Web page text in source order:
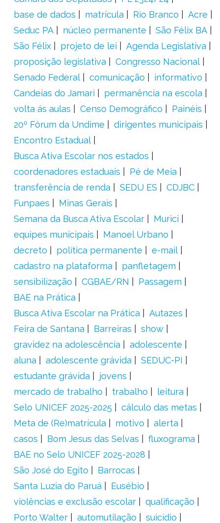
base de dados
matrícula Rio Branco
Acre
Seduc PA
núcleo permanente
São Félix BA
São Félix
projeto de lei
Agenda Legislativa
proposição legislativa
Congresso Nacional
Senado Federal
comunicação
informativo
Candeias do Jamari
permanência na escola
volta ás aulas
Censo Demográfico
Painéis
20º Fórum da Undime
dirigentes municipais
Encontro Estadual
Busca Ativa Escolar nos estados
coordenadores estaduais
Pé de Meia
transferência de renda
SEDU ES
CDJBC
Funpaes
Minas Gerais
Semana da Busca Ativa Escolar
Murici
equipes municipais
Manoel Urbano
decreto
política permanente
e-mail
cadastro na plataforma
panfletagem
sensibilização
CGBAE/RN
Passagem
BAE na Prática
Busca Ativa Escolar na Prática
Autazes
Feira de Santana
Barreiras
show
gravidez na adolescência
adolescente
aluna
adolescente grávida
SEDUC-PI
estudante grávida
jovens
mercado de trabalho
trabalho
leitura
Selo UNICEF 2025-2025
cálculo das metas
Meta de (Re)matrícula
motivo
alerta
casos
Bom Jesus das Selvas
fluxograma
BAE no Selo UNICEF 2025-2028
São José do Egito
Barrocas
Santa Luzia do Paruá
Eusébio
violências e exclusão escolar
qualificação
Porto Walter
automutilação
suicídio